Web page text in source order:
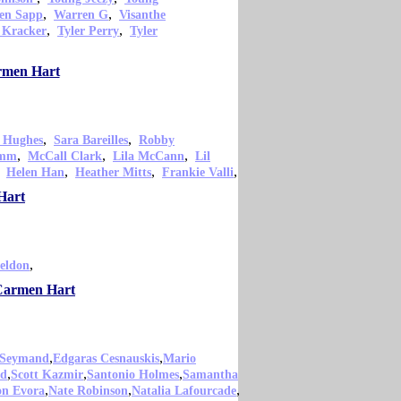
Sapp, Warren G, Visanthe
Kracker, Tyler Perry, Tyler
Hart
, Sara Bareilles, Robby
, McCall Clark, Lila McCann, Lil
Helen Han, Heather Mitts, Frankie Valli,
,
Hart
,Edgaras Cesnauskis,Mario
,Scott Kazmir,Santonio Holmes,Samantha
Evora,Nate Robinson,Natalia Lafourcade,